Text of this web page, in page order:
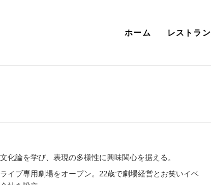
ホーム レストラン
化論を学び、表現の多様性に興味関心を据える。
イブ専用劇場をオープン。22歳で劇場経営とお笑いイベ